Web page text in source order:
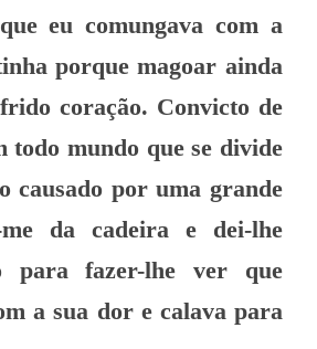
eu comungava com a
porque magoar ainda
coração. Convicto de
todo mundo que se divide
causado por uma grande
da cadeira e dei-lhe
para fazer-lhe ver que
a sua dor e calava para